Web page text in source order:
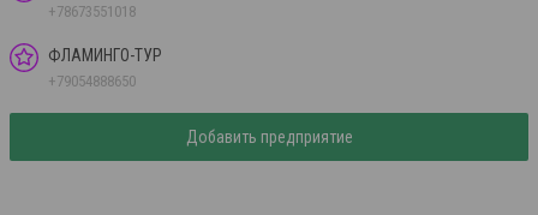
+78673551018
ФЛАМИНГО-ТУР
+79054888650
Добавить предприятие